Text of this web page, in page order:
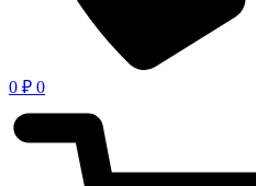
0 ₽ 0